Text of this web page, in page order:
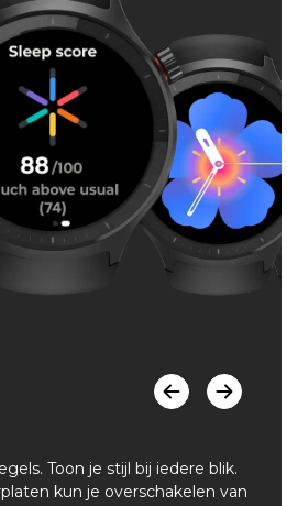
Toon je stijl bij iedere blik.
kun je overschakelen van